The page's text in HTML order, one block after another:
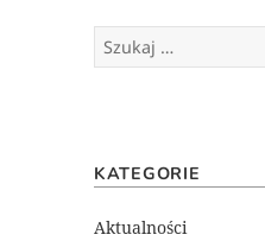
Szukaj:
KATEGORIE
Aktualności